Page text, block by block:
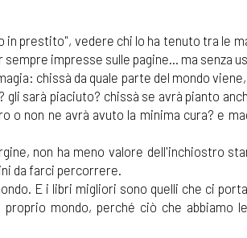
prestito", vedere chi lo ha tenuto tra le
impresse sulle pagine... ma senza
chissà da quale parte del mondo
sarà piaciuto? chissà se avrà pianto
non ne avrà avuto la minima cura? e
non ha meno valore dell'inchiostro
da farci percorrere.
E i libri migliori sono quelli che ci
mondo, perché ciò che abbiamo